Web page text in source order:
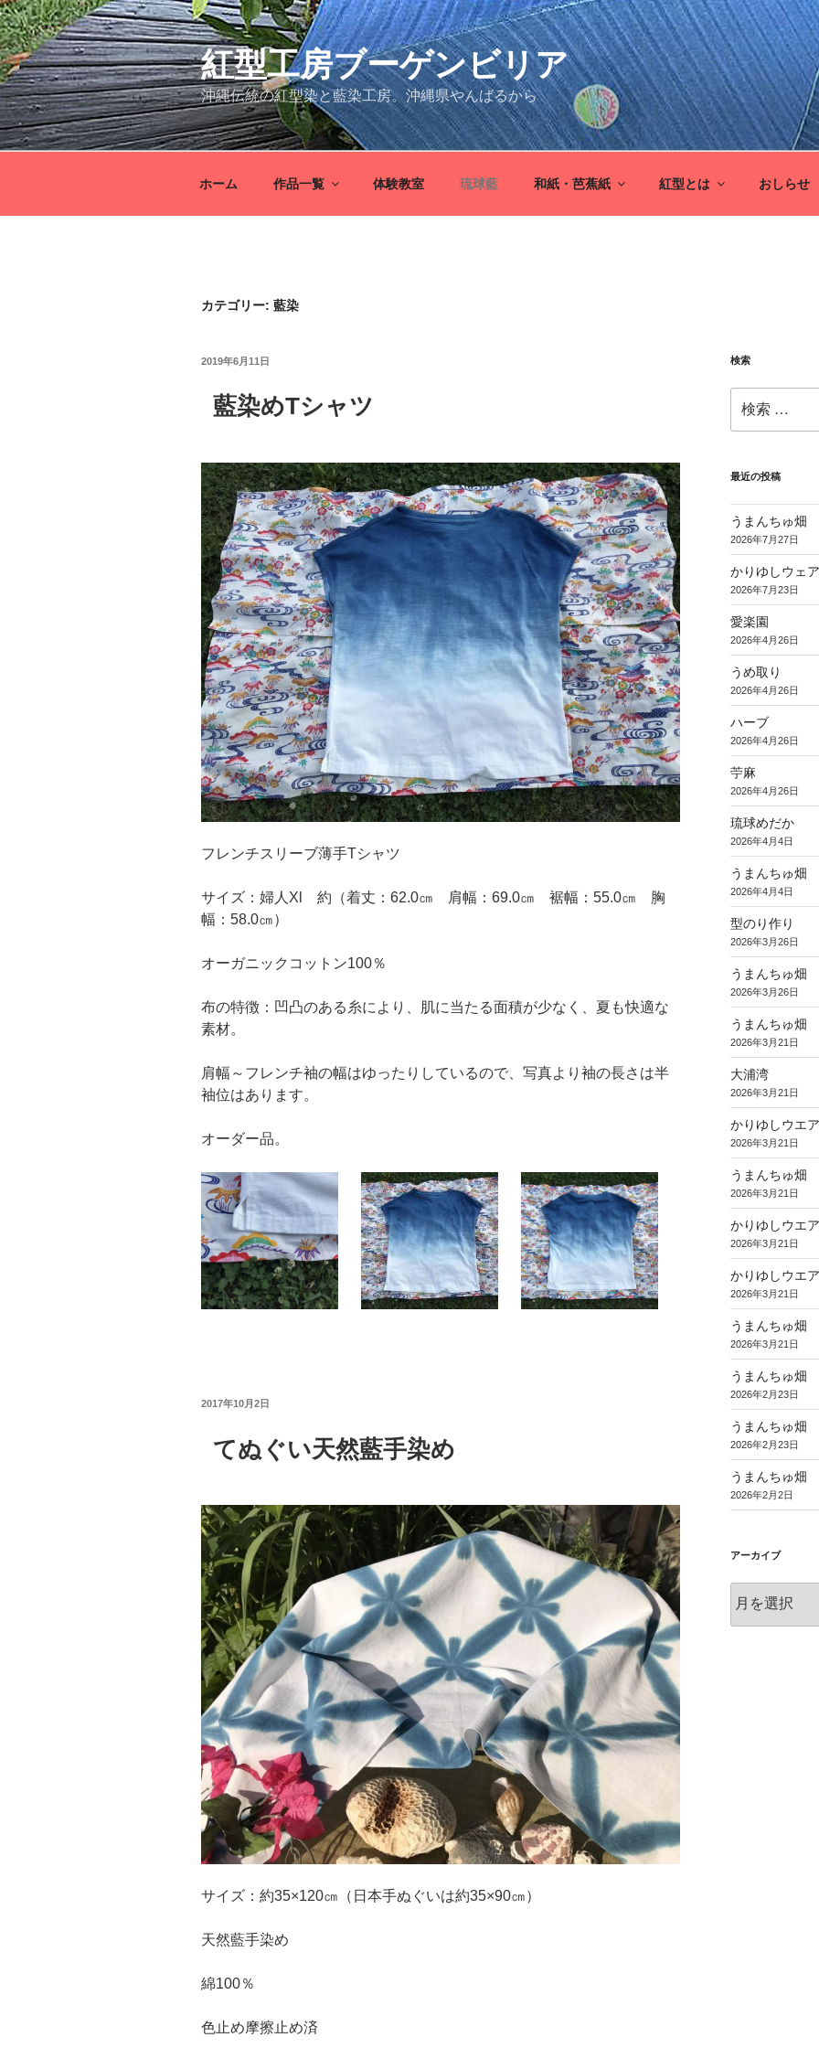
コ
ン
テ
ン
ツ
へ
ス
紅型工房ブーゲンビリア
沖縄伝統の紅型染と藍染工房。沖縄県やんばるから
ホーム 作品一覧 体験教室 琉球藍 和紙・芭蕉紙 紅型とは おしらせ
カテゴリー: 藍染
投
2019年6月11日
藍染めTシャツ
フレンチスリーブ薄手Tシャツ
サイズ：婦人Xl 約（着丈：62.0㎝ 肩幅：69.0㎝ 裾幅：55.0㎝ 胸
幅：58.0㎝）
オーガニックコットン100％
布の特徴：凹凸のある糸により、肌に当たる面積が少なく、夏も快適な
素材。
肩幅～フレンチ袖の幅はゆったりしているので、写真より袖の長さは半
袖位はあります。
オーダー品。
投
2017年10月2日
てぬぐい天然藍手染め
サイズ：約35×120㎝（日本手ぬぐいは約35×90㎝）
天然藍手染め
綿100％
色止め摩擦止め済
検索
索:
最近の投稿
うまんちゅ畑
2026年7月27日
かりゆしウェア
2026年7月23日
愛楽園
2026年4月26日
うめ取り
2026年4月26日
ハーブ
2026年4月26日
苧麻
2026年4月26日
琉球めだか
2026年4月4日
うまんちゅ畑
2026年4月4日
型のり作り
2026年3月26日
うまんちゅ畑
2026年3月26日
うまんちゅ畑
2026年3月21日
大浦湾
2026年3月21日
かりゆしウエア
2026年3月21日
うまんちゅ畑
2026年3月21日
かりゆしウエ
2026年3月21日
かりゆしウエ
2026年3月21日
うまんちゅ畑
2026年3月21日
うまんちゅ畑
2026年2月23日
うまんちゅ畑
2026年2月23日
うまんちゅ畑
2026年2月2日
アーカイブ
ー